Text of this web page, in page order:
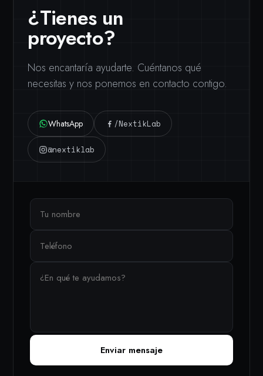
¿Tienes un
proyecto?
Nos encantaría ayudarte. Cuéntanos qué
necesitas y nos ponemos en contacto contigo.
WhatsApp /NextikLab
@nextiklab
Enviar mensaje